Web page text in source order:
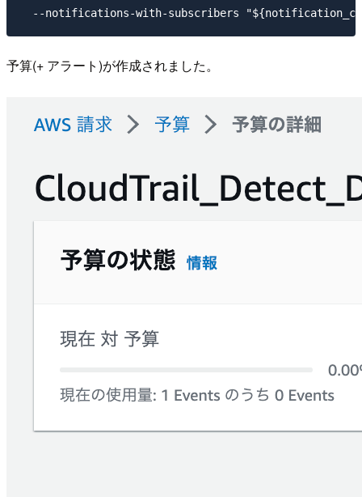
予算(+ アラート)が作成されました。